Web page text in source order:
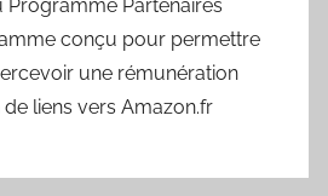
Programme Partenaires
conçu pour permettre
une rémunération
liens vers Amazon.fr